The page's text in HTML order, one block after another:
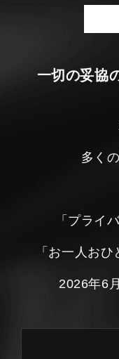
一切の妥協
多く
「プライ
「お一人お
2026年6